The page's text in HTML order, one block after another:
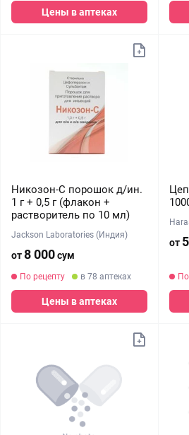
Цены в аптеках
Никозон-С порошок д/ин.
1 г + 0,5 г (флакон +
растворитель по 10 мл)
Jackson Laboratories (Индия)
от8 000сум
По рецепту в 78 аптеках
Цены в аптеках
от